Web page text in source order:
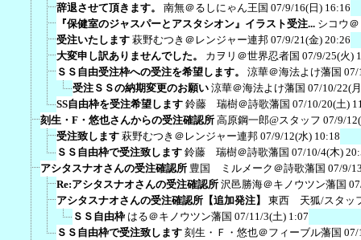
辞退させて頂きます。
南無＠るしにゃん王国 07/9/16(日) 16:16
『保健室のジャスパーとアスタシオン』イラスト受注... シコウ
受注いたします 萩野むつき＠レンジャー連邦 07/9/21(金) 20:26
大変申し訳ありませんでした。
カヲリ＠世界忍者国 07/9/25(火)
ＳＳ自由受注枠への受注を希望します。
涼華＠海法よけ藩国 07/
受注ＳＳの納期変更のお願い 涼華＠海法よけ藩国 07/10/22(
SS自由枠を受注希望します 鈴藤 瑞樹＠詩歌藩国 07/10/20(土)
刻生・F・悠也さんからの受注確認所 高原鋼一郎@スタッフ 07/9/
受注致します 萩野むつき＠レンジャー連邦 07/9/12(水) 10:18
ＳＳ自由枠で受注致します 鈴藤 瑞樹＠詩歌藩国 07/10/4(木)
アシタスナオさんの受注確認所 豊国 ミルメーク＠詩歌藩国 07/9/
Re:アシタスナオさんの受注確認所 沢邑勝海＠キノウツン藩国
アシタスナオさんの受注確認所【追加発注】
東西 天狐/スタッ
ＳＳ自由枠 はる＠キノウツン藩国 07/11/3(土) 1:07
ＳＳ自由枠で受注致します 刻生・Ｆ・悠也＠フィーブル藩国 07/